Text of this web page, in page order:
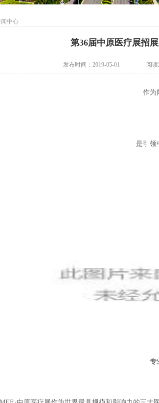
中心
第36届中原医疗展招
发布时间：2019-05-01 阅读
作为
是引领
专